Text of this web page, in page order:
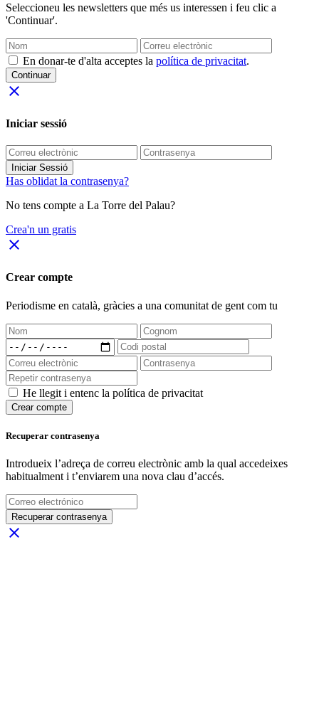
Seleccioneu les newsletters que més us interessen i feu clic a
'Continuar'.
En donar-te d'alta acceptes la política de privacitat.
Continuar
close
Iniciar sessió
Iniciar Sessió
Has oblidat la contrasenya?
No tens compte a La Torre del Palau?
Crea'n un gratis
close
Crear compte
Periodisme en català, gràcies a una comunitat de gent com tu
He llegit i entenc la política de privacitat
Crear compte
Recuperar contrasenya
Introdueix l’adreça de correu electrònic amb la qual accedeixes
habitualment i t’enviarem una nova clau d’accés.
Recuperar contrasenya
close